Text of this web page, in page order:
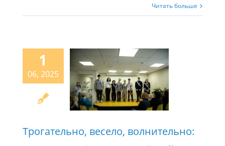
Читать больше
1
06, 2025
весело,
волнительно:
выпускники 9-х
классов «Детей
ждут»
со школой
Трогательно, весело, волнительно: